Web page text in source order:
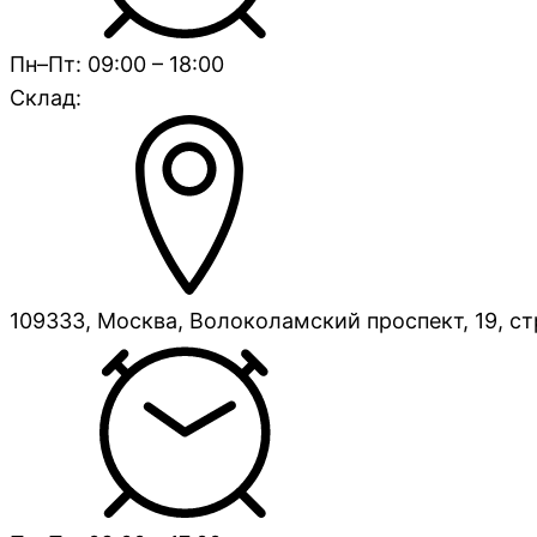
Пн–Пт: 09:00 – 18:00
Склад:
109333, Москва, Волоколамский проспект, 19,